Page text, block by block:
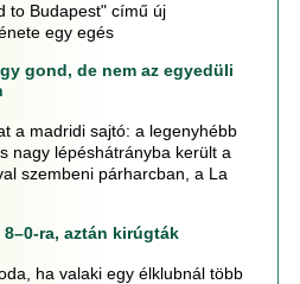
to Budapest" című új
egy egés
gond, de nem az egyedüli
a madridi sajtó: a legenyhébb
nagy lépéshátrányba került a
szembeni párharcban, a La
ra, aztán kirúgták
ha valaki egy élklubnál több